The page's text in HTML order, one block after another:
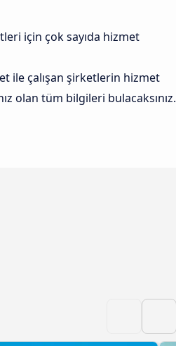
için çok sayıda hizmet
ile çalışan şirketlerin hizmet
olan tüm bilgileri bulacaksınız.